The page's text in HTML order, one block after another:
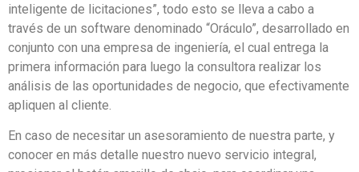
inteligente de licitaciones”, todo esto se lleva a cabo a
través de un software denominado “Oráculo”, desarrollado en
conjunto con una empresa de ingeniería, el cual entrega la
primera información para luego la consultora realizar los
análisis de las oportunidades de negocio, que efectivamente
apliquen al cliente.
En caso de necesitar un asesoramiento de nuestra parte, y
conocer en más detalle nuestro nuevo servicio integral,